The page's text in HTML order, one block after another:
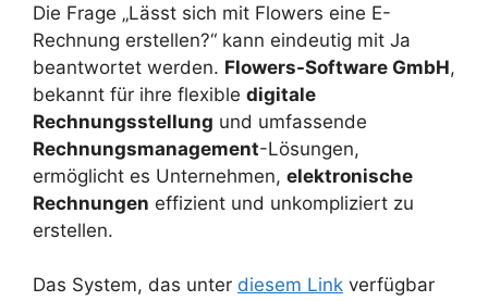
Die Frage „Lässt sich mit Flowers eine E-
Rechnung erstellen?“ kann eindeutig mit Ja
beantwortet werden. Flowers-Software GmbH,
bekannt für ihre flexible digitale
Rechnungsstellung und umfassende
Rechnungsmanagement-Lösungen,
ermöglicht es Unternehmen, elektronische
Rechnungen effizient und unkompliziert zu
erstellen.
Das System, das unter diesem Link verfügbar